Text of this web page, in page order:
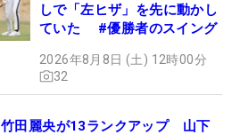
しで「左ヒザ」を先に動かし
ていた #優勝者のスイング
2026年8月8日 (土) 12時00分
32
竹田麗央が13ランクアップ 山下